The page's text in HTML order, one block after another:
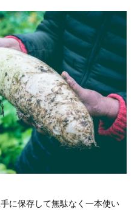
に保存して無駄なく一本使い